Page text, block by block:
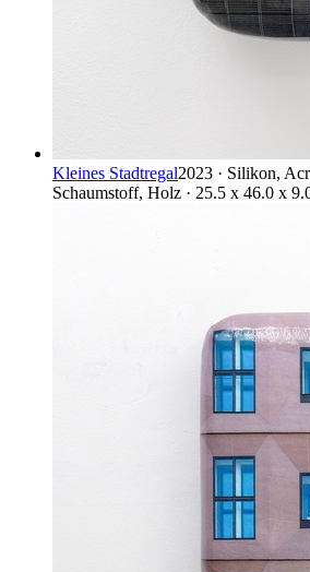
Kleines Stadtregal2023 · Silikon,
Schaumstoff, Holz · 25.5 x 46.0 x